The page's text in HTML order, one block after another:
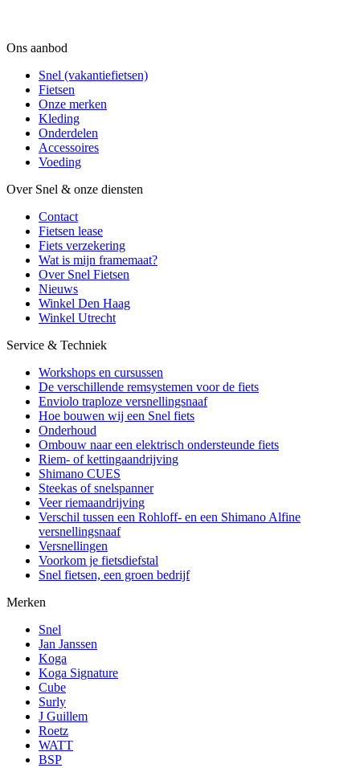
Ons aanbod
Snel (vakantiefietsen)
Fietsen
Onze merken
Kleding
Onderdelen
Accessoires
Voeding
Over Snel & onze diensten
Contact
Fietsen lease
Fiets verzekering
Wat is mijn framemaat?
Over Snel Fietsen
Nieuws
Winkel Den Haag
Winkel Utrecht
Service & Techniek
Workshops en cursussen
De verschillende remsystemen voor de fiets
Enviolo traploze versnellingsnaaf
Hoe bouwen wij een Snel fiets
Onderhoud
Ombouw naar een elektrisch ondersteunde fiets
Riem- of kettingaandrijving
Shimano CUES
Steekas of snelspanner
Veer riemaandrijving
Verschil tussen een Rohloff- en een Shimano Alfine
versnellingsnaaf
Versnellingen
Voorkom je fietsdiefstal
Snel fietsen, een groen bedrijf
Merken
Snel
Jan Janssen
Koga
Koga Signature
Cube
Surly
J Guillem
Roetz
WATT
BSP